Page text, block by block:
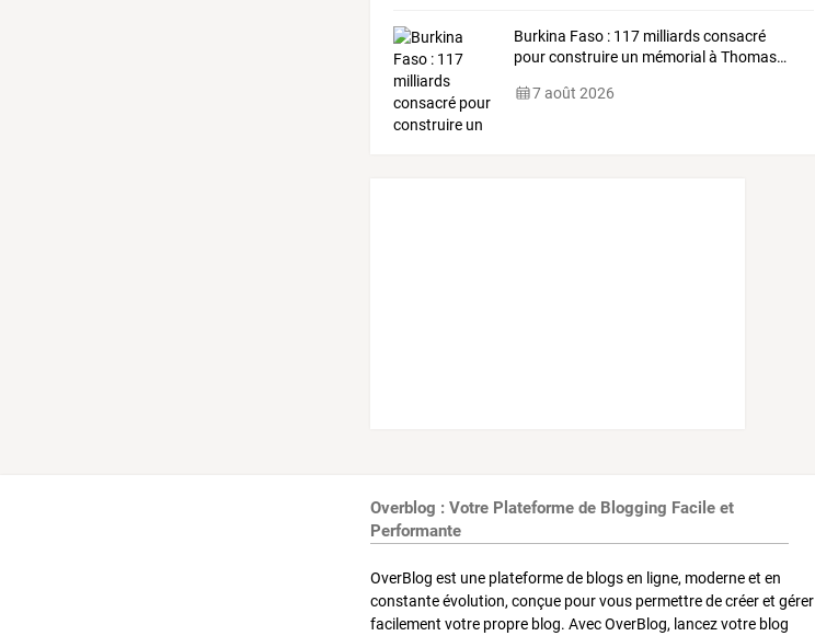
Burkina Faso:117milliardsconsacré
pourconstruireun mémorial à Thomas…
7 août 2026
Overblog : Votre Plateforme de Blogging Facile et
Performante
OverBlog est une plateforme de blogs en ligne, moderne et en
constante évolution, conçue pour vous permettre de créer et gérer
facilement votre propre blog. Avec OverBlog, lancez votre blog